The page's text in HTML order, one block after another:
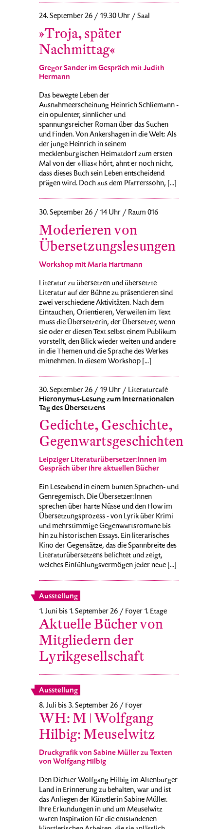
24. September 26 / 19.30 Uhr / Saal
»Troja, später
Nachmittag«
Gregor Sander im Gespräch mit Judith
Hermann
Das bewegte Leben der
Ausnahmeerscheinung Heinrich Schliemann -
ein opulenter, sinnlicher und
spannungsreicher Roman über das Suchen
und Finden. Von Ankershagen in die Welt: Als
der junge Heinrich in seinem
mecklenburgischen Heimatdorf zum ersten
Mal von der »Ilias« hört, ahnt er noch nicht,
dass dieses Buch sein Leben entscheidend
prägen wird. Doch aus dem Pfarrerssohn, [...]
30. September 26 / 14 Uhr / Raum 016
Moderieren von
Übersetzungslesungen
Workshop mit Maria Hartmann
Literatur zu übersetzen und übersetzte
Literatur auf der Bühne zu präsentieren sind
zwei verschiedene Aktivitäten. Nach dem
Eintauchen, Orientieren, Verweilen im Text
muss die Übersetzerin, der Übersetzer, wenn
sie oder er diesen Text selbst einem Publikum
vorstellt, den Blick wieder weiten und andere
in die Themen und die Sprache des Werkes
mitnehmen. In diesem Workshop [...]
30. September 26 / 19 Uhr / Literaturcafé
Hieronymus-Lesung zum Internationalen
Tag des Übersetzens
Gedichte, Geschichte,
Gegenwartsgeschichten
Leipziger Literaturübersetzer:Innen im
Gespräch über ihre aktuellen Bücher
Ein Leseabend in einem bunten Sprachen- und
Genregemisch. Die Übersetzer:Innen
sprechen über harte Nüsse und den Flow im
Übersetzungsprozess - von Lyrik über Krimi
und mehrstimmige Gegenwartsromane bis
hin zu historischen Essays. Ein literarisches
Kino der Gegensätze, das die Spannbreite des
Literaturübersetzens belichtet und zeigt,
welches Einfühlungsvermögen jeder neue [...]
Ausstellung
1. Juni bis 1. September 26 / Foyer 1. Etage
Aktuelle Bücher von
Mitgliedern der
Lyrikgesellschaft
Ausstellung
8. Juli bis 3. September 26 / Foyer
WH: M ǀ Wolfgang
Hilbig: Meuselwitz
Druckgrafik von Sabine Müller zu Texten
von Wolfgang Hilbig
Den Dichter Wolfgang Hilbig im Altenburger
Land in Erinnerung zu behalten, war und ist
das Anliegen der Künstlerin Sabine Müller.
Ihre Erkundungen in und um Meuselwitz
waren Inspiration für die entstandenen